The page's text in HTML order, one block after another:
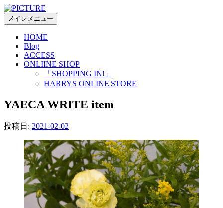
コ
ン
プ
メインメニュー
HOME
Blog
ACCESS
ONLIINE SHOP
「SHOPPING IN!」
HARRYS ONLINE STORE
YAECA WRITE item
投稿日: 2021-02-02